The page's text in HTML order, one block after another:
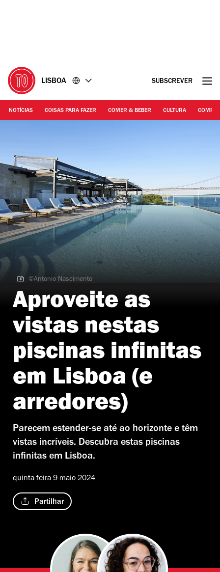
LISBOA SUBSCREVER
NOTÍCIAS COISAS PARA FAZER COMER & BEBER CULTURA
©Antonio Nascimento
©Antonio Nascimento
Aproveite as
vistas nestas
piscinas infinitas
em Lisboa (e
arredores)
Parecem estender-se até ao horizonte e têm
vistas incríveis. Descubra estas piscinas
infinitas em Lisboa.
quinta-feira 9 maio 2024
Partilhar